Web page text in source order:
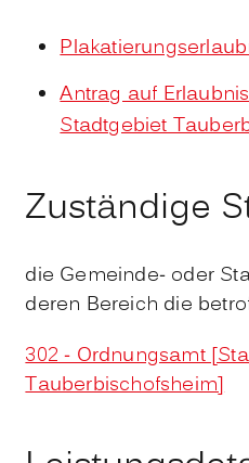
Antrag auf
Stadtgebiet
Zuständige
die Gemeinde- oder
deren Bereich die
302 - Ordnungsamt
Tauberbischofsheim]